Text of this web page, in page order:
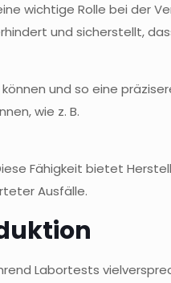
wichtige Rolle bei der
und sicherstellt,
und so eine
wie z. B.
Fähigkeit bietet
Ausfälle.
Labortests